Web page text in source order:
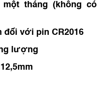
tháng (không có
đối với pin CR2016
lượng